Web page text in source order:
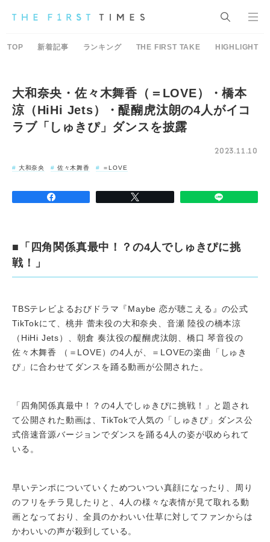
TOP 新着記事 ランキング THE FIRST TAKE HIGHLIGHT
大和奈央・佐々木舞香（＝LOVE）・橋本
涼（HiHi Jets）・醍醐虎汰朗の4人がイコ
ラブ「しゅきぴ」ダンスを披露
2023.11.10
大和奈央 佐々木舞香 ＝LOVE
■「四角関係真最中！？の4人でしゅきぴに挑
戦！」
TBSテレビよるおびドラマ『Maybe 恋が聴こえる』の公式
TikTokにて、桃井 蕾未役の大和奈央、音瀬 陸役の橋本涼
（HiHi Jets）、朝倉 奏汰役の醍醐虎汰朗、橋口 琴音役の
佐々木舞香 （＝LOVE）の4人が、＝LOVEの楽曲「しゅき
ぴ」に合わせてダンスを踊る動画が公開された。
「四角関係真最中！？の4人でしゅきぴに挑戦！」と題され
て公開された動画は、TikTokで人気の「しゅきぴ」ダンス公
式倍速音源バージョンでダンスを踊る4人の姿が収められて
いる。
早いテンポについていくためついつい真顔になったり、周り
のフリをチラ見したりと、4人の様々な表情が見て取れる動
画となっており、全員のかわいい仕草に対してファンからは
かわいいの声が殺到している。